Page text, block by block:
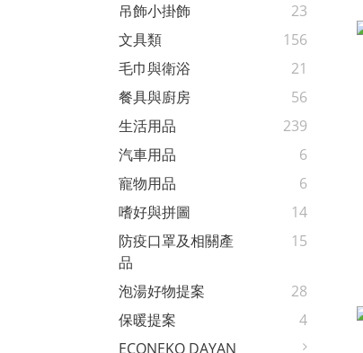
吊飾小掛飾
23
文具類
156
毛巾與衛浴
21
餐具與廚房
56
生活用品
239
汽車用品
6
寵物用品
6
嗜好與拼圖
14
防疫口罩及相關產
品
15
泡湯好物提案
28
保暖提案
4
ECONEKO DAYAN